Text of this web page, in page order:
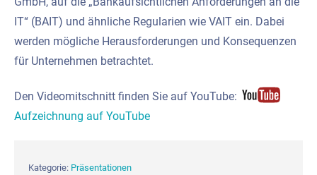
IT“ (BAIT) und ähnliche Regularien wie VAIT ein. Dabei
werden mögliche Herausforderungen und Konsequenzen
für Unternehmen betrachtet.
Den Videomitschnitt finden Sie auf YouTube:
Aufzeichnung auf YouTube
Kategorie: Präsentationen